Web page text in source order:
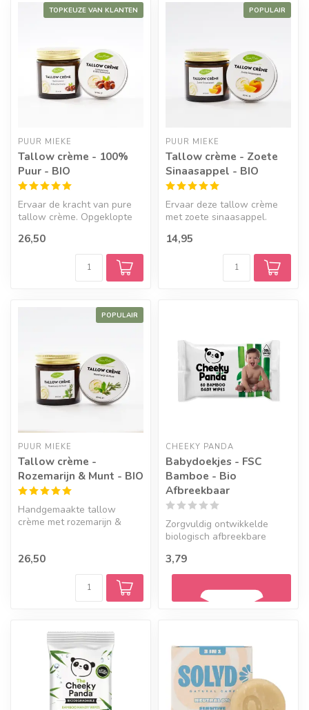
TOPKEUZE VAN KLANTEN
PUUR MIEKE
Tallow crème - 100%
Puur - BIO
Ervaar de kracht van pure
tallow crème. Opgeklopte
rund...
26,50
POPULAIR
PUUR MIEKE
Tallow crème - Zoete
Sinaasappel - BIO
Ervaar deze tallow crème
met zoete sinaasappel.
grasgevoe...
14,95
POPULAIR
PUUR MIEKE
Tallow crème -
Rozemarijn & Munt - BIO
Handgemaakte tallow
crème met rozemarijn &
26,50
CHEEKY PANDA
Babydoekjes - FSC
Bamboe - Bio
Afbreekbaar
Zorgvuldig ontwikkelde
biologisch afbreekbare
ideaal voo...
3,79
Geef een seintje